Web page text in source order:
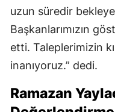
uzun süredir
Başkanlarımızın
etti. Taleplerimizin
inanıyoruz.” dedi.
Ramazan